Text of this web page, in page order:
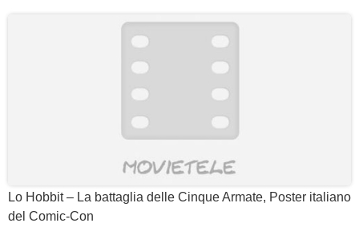
Lo Hobbit – La battaglia delle Cinque Armate, Poster italiano
del Comic-Con